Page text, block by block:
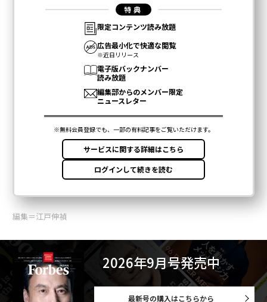
編集＝江戸伸禎
2026年9月号発売中
最新号の購入はこちらから